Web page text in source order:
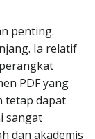
penting.
Ia relatif
PDF yang
tetap dapat
sangat
dan akademis